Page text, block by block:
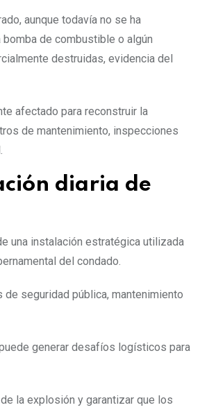
aunque todavía no se ha
de combustible o algún
destruidas, evidencia del
afectado para reconstruir la
de mantenimiento, inspecciones
diaria de
una instalación estratégica utilizada
del condado.
seguridad pública, mantenimiento
generar desafíos logísticos para
la explosión y garantizar que los